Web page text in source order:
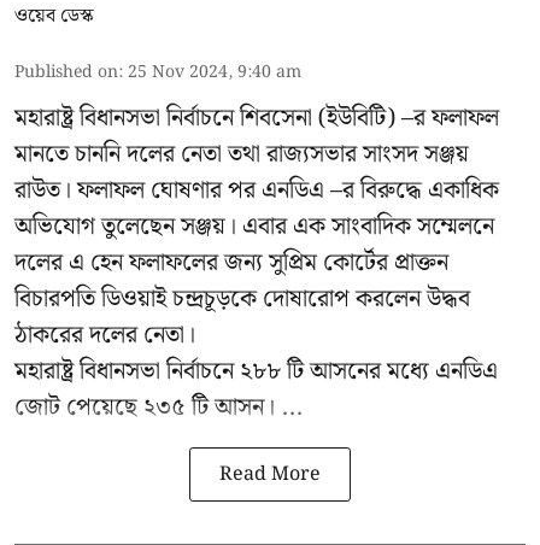
ওয়েব ডেস্ক
Published on: 25 Nov 2024, 9:40 am
মহারাষ্ট্র বিধানসভা নির্বাচনে শিবসেনা (ইউবিটি) –র ফলাফল
মানতে চাননি দলের নেতা তথা রাজ্যসভার সাংসদ সঞ্জয়
রাউত। ফলাফল ঘোষণার পর এনডিএ –র বিরুদ্ধে একাধিক
অভিযোগ তুলেছেন সঞ্জয়। এবার এক সাংবাদিক সম্মেলনে
দলের এ হেন ফলাফলের জন্য সুপ্রিম কোর্টের প্রাক্তন
বিচারপতি ডিওয়াই চন্দ্রচূড়কে দোষারোপ করলেন উদ্ধব
ঠাকরের দলের নেতা।
মহারাষ্ট্র বিধানসভা নির্বাচনে ২৮৮ টি আসনের মধ্যে এনডিএ
জোট পেয়েছে ২৩৫ টি আসন। ...
Read More